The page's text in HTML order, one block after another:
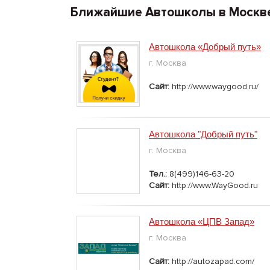
Ближайшие Автошколы в
Автошкола «Добрый путь»
г. Москва
Сайт: http://www.waygood.ru/
Автошкола "Добрый путь"
г. Москва
Тел.: 8(499)146-63-20
Сайт: http://www.WayGood.ru
Автошкола «ЦПВ Запад»
г. Москва
Сайт: http://autozapad.com/